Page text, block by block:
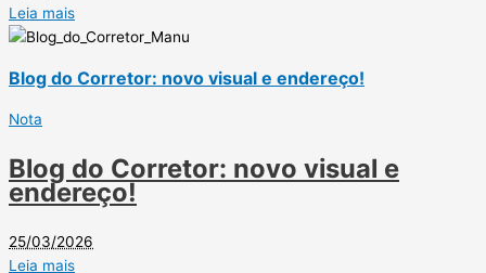
Leia mais
Blog do Corretor: novo visual e endereço!
Nota
Blog do Corretor: novo visual e
endereço!
25/03/2026
Leia mais